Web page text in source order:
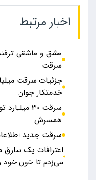
اخبار مرتبط
عشق و عاشقی
سرقت
جزئیات سرقت‌
خدمتکار جوان
سرقت ۳۰
همسرش
سرقت جدید
اعترافات یک سارق
می‌زدم تا خون خود